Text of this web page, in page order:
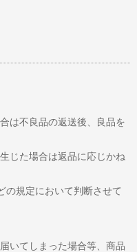
は不良品の返送後、良品を
じた場合は返品に応じかね
の規定において判断させて
いてしまった場合等、商品